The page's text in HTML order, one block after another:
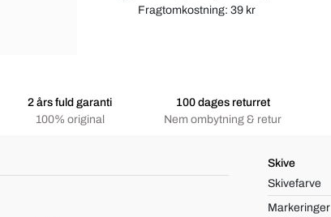
Fragtomkostning:39 kr
2 års fuld garanti
100% original
100 dages returret
Nem ombytning & retur
Skive
Skivefarve
Markeringer